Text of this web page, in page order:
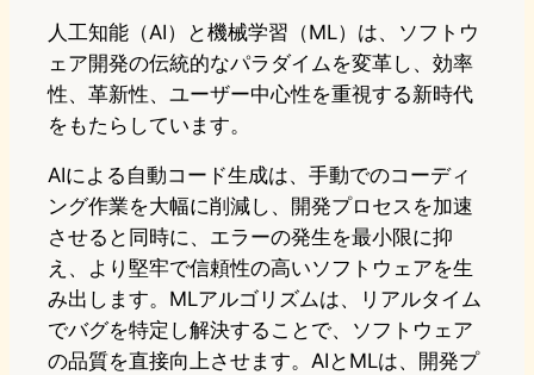
d
o
k
y
o
o
a
人工知能（AI）と機械学習（ML）は、ソフトウ
ェア開発の伝統的なパラダイムを変革し、効率
性、革新性、ユーザー中心性を重視する新時代
をもたらしています。
AIによる自動コード生成は、手動でのコーディ
ング作業を大幅に削減し、開発プロセスを加速
させると同時に、エラーの発生を最小限に抑
え、より堅牢で信頼性の高いソフトウェアを生
み出します。MLアルゴリズムは、リアルタイム
でバグを特定し解決することで、ソフトウェア
の品質を直接向上させます。AIとMLは、開発プ